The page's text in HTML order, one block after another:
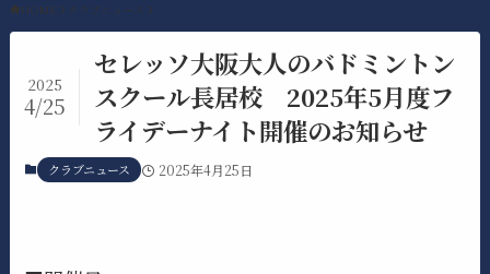
HOME クラブニュース
セレッソ大阪大人のバドミントン
スクール長居校 2025年5月度フ
ライデーナイト開催のお知らせ
2025
4/25
クラブニュース 2025年4月25日